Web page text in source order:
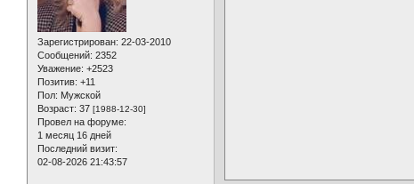
Зарегистрирован: 22-03-2010
Сообщений: 2352
Уважение: +2523
Позитив: +11
Пол: Мужской
Возраст: 37 [1988-12-30]
Провел на форуме:
1 месяц 16 дней
Последний визит:
02-08-2026 21:43:57